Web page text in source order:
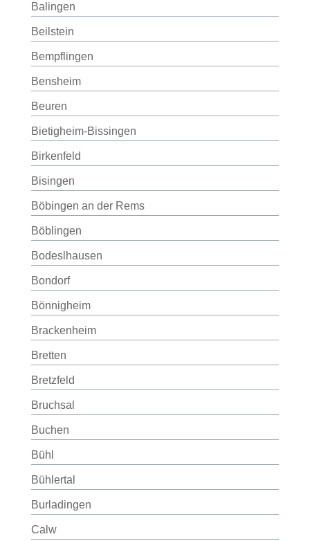
Balingen
Beilstein
Bempflingen
Bensheim
Beuren
Bietigheim-Bissingen
Birkenfeld
Bisingen
Böbingen an der Rems
Böblingen
Bodeslhausen
Bondorf
Bönnigheim
Brackenheim
Bretten
Bretzfeld
Bruchsal
Buchen
Bühl
Bühlertal
Burladingen
Calw